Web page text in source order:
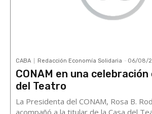
CABA Redacción Economía Solidaria - 06/08/
CONAM en una celebración
del Teatro
La Presidenta del CONAM, Rosa B.